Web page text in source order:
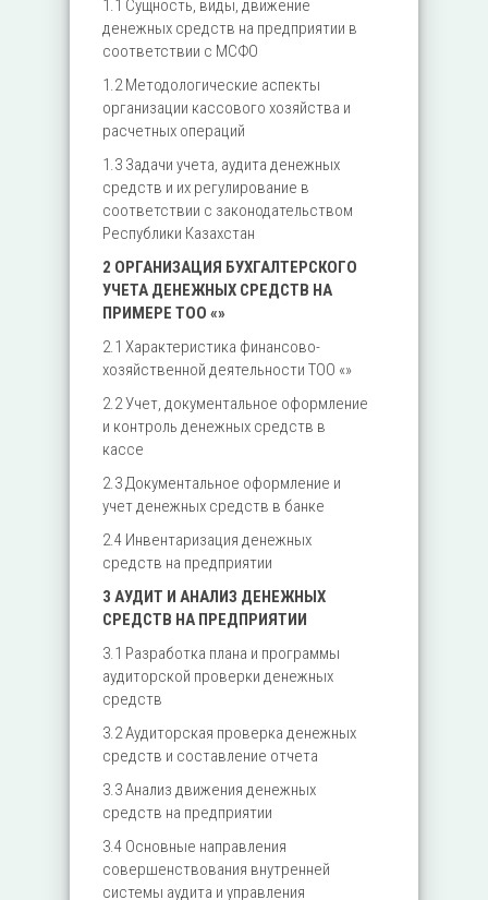
1.1 Сущность, виды, движение
денежных средств на предприятии в
соответствии с МСФО
1.2 Методологические аспекты
организации кассового хозяйства и
расчетных операций
1.3 Задачи учета, аудита денежных
средств и их регулирование в
соответствии с законодательством
Республики Казахстан
2 ОРГАНИЗАЦИЯ БУХГАЛТЕРСКОГО
УЧЕТА ДЕНЕЖНЫХ СРЕДСТВ НА
ПРИМЕРЕ ТОО «»
2.1 Характеристика финансово-
хозяйственной деятельности ТОО «»
2.2 Учет, документальное оформление
и контроль денежных средств в
кассе
2.3 Документальное оформление и
учет денежных средств в банке
2.4 Инвентаризация денежных
средств на предприятии
3 АУДИТ И АНАЛИЗ ДЕНЕЖНЫХ
СРЕДСТВ НА ПРЕДПРИЯТИИ
3.1 Разработка плана и программы
аудиторской проверки денежных
средств
3.2 Аудиторская проверка денежных
средств и составление отчета
3.3 Анализ движения денежных
средств на предприятии
3.4 Основные направления
совершенствования внутренней
системы аудита и управления